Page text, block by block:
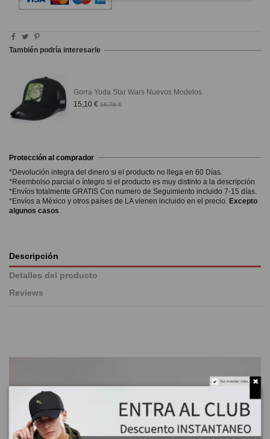
También podría interesarle
Gorra Yoda Star Wars Nuevos Modelos
15,10 € 16,78 €
Protección al comprador
*Devolución integra del dinero si el producto no llega en 60 Días.
*Reembolso parcial o íntegro si el producto es muy distinto a la descripción.
*Envíos totalmente GRATIS Con numero de Seguimiento incluido 7-15 días.
*Envíos a México y otros países de LA vienen incluido en el precio. Excepto
algunos casos.
Descripción
Detalles del producto
Reviews
No mostrar más.